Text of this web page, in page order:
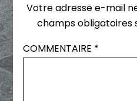
Votre adresse e-mail
champs obligatoires
COMMENTAIRE *